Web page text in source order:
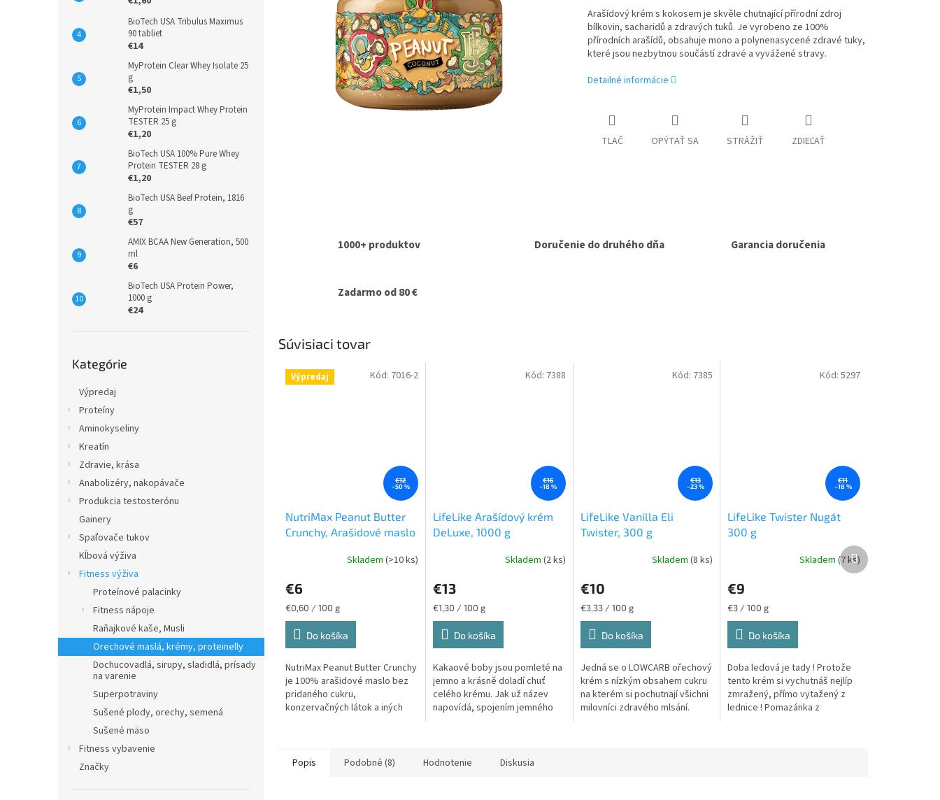
BioTech USA Tribulus Maximus
90 tabliet
€14
MyProtein Clear Whey Isolate 25
g
€1,50
MyProtein Impact Whey Protein
TESTER 25 g
€1,20
BioTech USA 100% Pure Whey
Protein TESTER 28 g
€1,20
BioTech USA Beef Protein, 1816
g
€57
AMIX BCAA New Generation, 500
ml
€6
BioTech USA Protein Power,
1000 g
€24
kategórie
Kategórie
Výpredaj
Proteíny
Aminokyseliny
Kreatín
Zdravie, krása
Anabolizéry, nakopávače
Produkcia testosterónu
Gainery
Spaľovače tukov
Kĺbová výživa
Fitness výživa
Proteínové palacinky
Fitness nápoje
Raňajkové kaše, Musli
Orechové maslá, krémy, proteinelly
Dochucovadlá, sirupy, sladidlá, prísady
na varenie
Superpotraviny
Sušené plody, orechy, semená
Sušené mäso
Fitness vybavenie
Značky
Arašídový krém s kokosem je skvěle chutnající přírodní zdroj
bílkovin, sacharidů a zdravých tuků. Je vyrobeno ze 100%
přírodních arašídů, obsahuje mono a polynenasycené zdravé tuky,
které jsou nezbytnou součástí zdravé a vyvážené stravy.
Detailné informácie
TLAČ OPÝTAŤ SA STRÁŽIŤ ZDIEĽAŤ
1000+ produktov Doručenie do druhého dňa Garancia doručenia
Zadarmo od 80 €
Súvisiaci tovar
Výpredaj
€12
–50 %
NutriMax Peanut Butter
Crunchy, Arašidové maslo
produktu
je
5,0
Skladem (>10 ks)
€6
Jednotková
cena:
€0,60 / 100 g
Do košíka
NutriMax Peanut Butter Crunchy
je 100% arašidové maslo bez
pridaného cukru,
konzervačných látok a iných
Kód: 7016-2
€16
–18 %
LifeLike Arašídový krém
DeLuxe, 1000 g
Skladem (2 ks)
€13
Jednotková
cena:
€1,30 / 100 g
Do košíka
Kakaové boby jsou pomleté na
jemno a krásně doladí chuť
celého krému. Jak už název
napovídá, spojením jemného
Kód: 7388
€13
–23 %
LifeLike Vanilla Eli
Twister, 300 g
Skladem(8 ks)
€10
Jednotková
cena:
€3,33 / 100 g
Do košíka
Jedná se o LOWCARB ořechový
krém s nízkým obsahem cukru
na kterém si pochutnají všichni
milovníci zdravého mlsání.
Kód: 7385
€11
–18 %
LifeLike Twister Nugát
300 g
Skladem (7 ks)
€9
Jednotková
cena:
€3 / 100 g
Do košíka
Doba ledová je tady ! Protože
tento krém si vychutnáš nejlíp
zmražený, přímo vytažený z
lednice ! Pomazánka z
Kód: 5297
Ďalší
produkt
Popis Podobné (8) Hodnotenie Diskusia